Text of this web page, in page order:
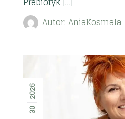
Autor:AniaKosmala
30
2026